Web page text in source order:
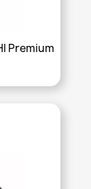
Premium